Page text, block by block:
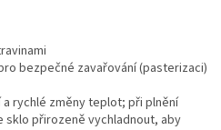
bezpečné zavařování (pasterizaci)
rychlé změny teplot; při plnění
sklo přirozeně vychladnout, aby